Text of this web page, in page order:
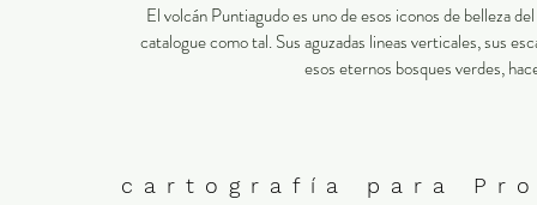
El volcán Puntiagudo es uno de esos iconos de belleza
catalogue como tal. Sus aguzadas lineas verticales, sus
esos eternos bosques verdes,
cartografía para